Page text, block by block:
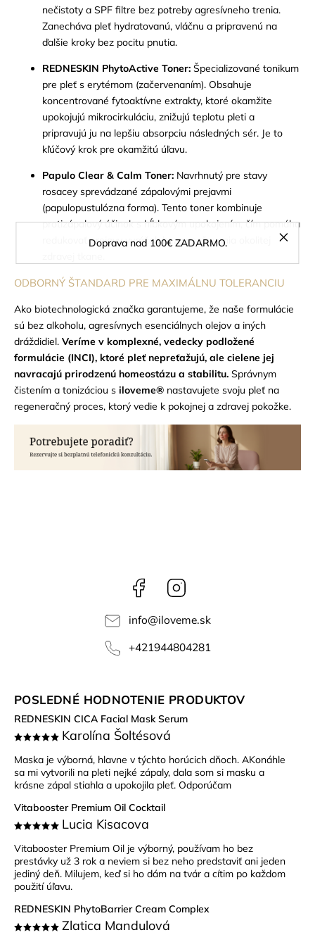
Doprava nad 100€ ZADARMO.
nečistoty a SPF filtre bez potreby agresívneho trenia.
Zanecháva pleť hydratovanú, vláčnu a pripravenú na
ďalšie kroky bez pocitu pnutia.
REDNESKIN PhytoActive Toner: Špecializované tonikum
pre pleť s erytémom (začervenaním). Obsahuje
koncentrované fytoaktívne extrakty, ktoré okamžite
upokojujú mikrocirkuláciu, znižujú teplotu pleti a
pripravujú ju na lepšiu absorpciu následných sér. Je to
kľúčový krok pre okamžitú úľavu.
Papulo Clear & Calm Toner: Navrhnutý pre stavy
rosacey sprevádzané zápalovými prejavmi
(papulopustulózna forma). Tento toner kombinuje
protizápalový účinok s hĺbkovým upokojením, čím pomáha
redukovať prejavy vyrážok bez vysušovania okolitej
ODBORNÝ ŠTANDARD PRE MAXIMÁLNU TOLERANCIU
Ako biotechnologická značka garantujeme, že naše formulácie
sú bez alkoholu, agresívnych esenciálnych olejov a iných
dráždidiel. Veríme v komplexné, vedecky podložené
formulácie (INCI), ktoré pleť nepreťažujú, ale cielene jej
navracajú prirodzenú homeostázu a stabilitu. Správnym
čistením a tonizáciou s iloveme® nastavujete svoju pleť na
regeneračný proces, ktorý vedie k pokojnej a zdravej pokožke.
Facebook
info@iloveme.sk
+421944804281
POSLEDNÉ HODNOTENIE PRODUKTOV
REDNESKIN CICA Facial Mask Serum
Karolína Šoltésová
Maska je výborná, hlavne v týchto horúcich dňoch. AKonáhle
sa mi vytvorili na pleti nejké zápaly, dala som si masku a
krásne zápal stiahla a upokojila pleť. Odporúčam
Vitabooster Premium Oil Cocktail
Lucia Kisacova
Vitabooster Premium Oil je výborný, používam ho bez
prestávky už 3 rok a neviem si bez neho predstaviť ani jeden
jediný deň. Milujem, keď si ho dám na tvár a cítim po každom
použití úľavu.
REDNESKIN PhytoBarrier Cream Complex
Zlatica Mandulová